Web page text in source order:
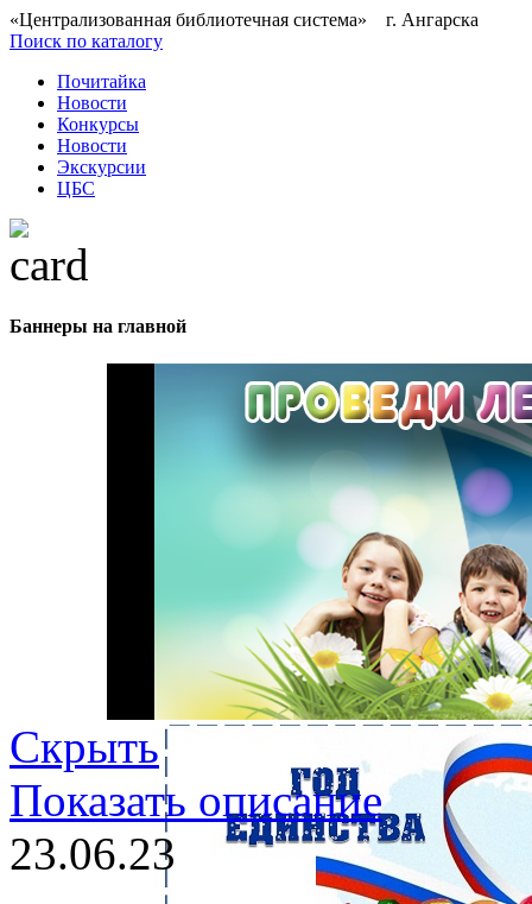
«Централизованная библиотечная система» г. Ангарска
Поиск по каталогу
Почитайка
Новости
Конкурсы
Новости
Экскурсии
ЦБС
Баннеры на главной
Скрыть
Показать описание
23.06.23